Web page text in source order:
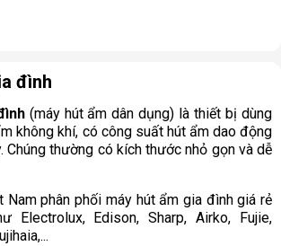
đình
(máy hút ẩm dân dụng) là thiết bị dùng
không khí, có công suất hút ẩm dao động
thường có kích thước nhỏ gọn và dễ
Nam phân phối máy hút ẩm gia đình giá rẻ
Electrolux, Edison, Sharp, Airko, Fujie,